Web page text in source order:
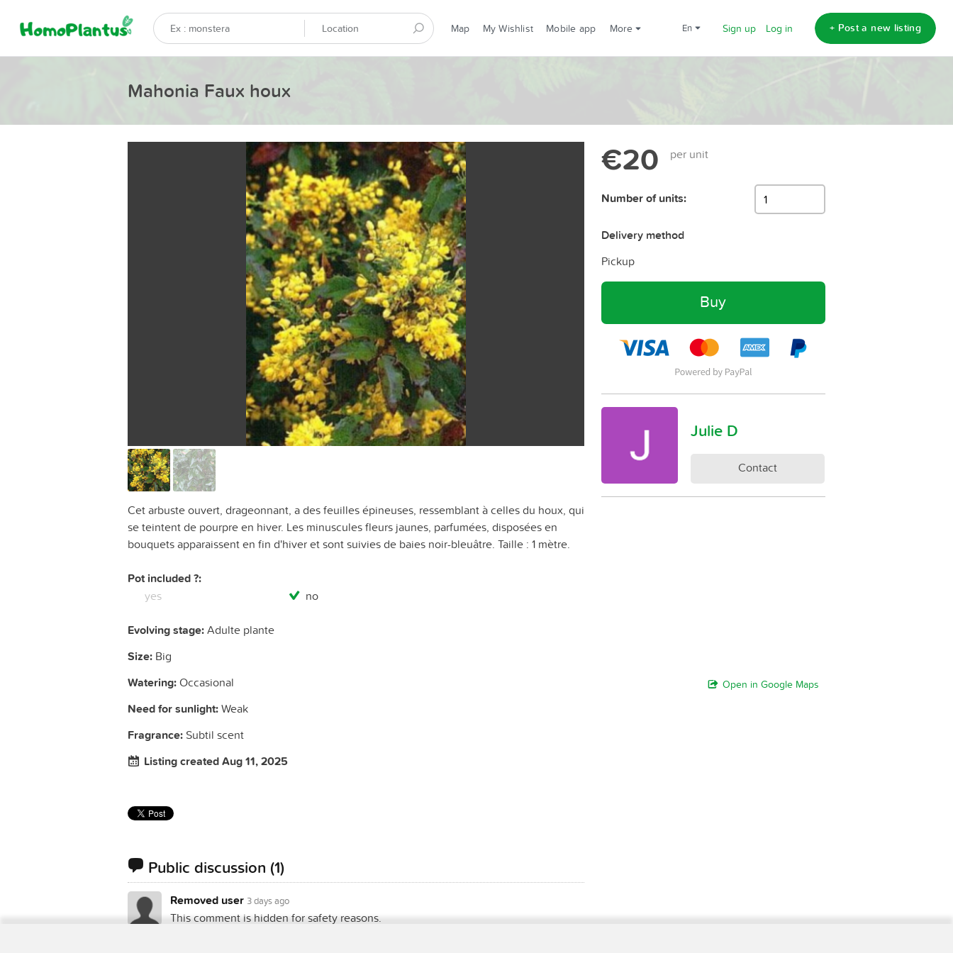
Map My Wishlist Mobile app More en Sign up Log in + Post a new listing
Mahonia Faux houx
Cet arbuste ouvert, drageonnant, a des feuilles épineuses, ressemblant à celles du houx, qui
se teintent de pourpre en hiver. Les minuscules fleurs jaunes, parfumées, disposées en
bouquets apparaissent en fin d'hiver et sont suivies de baies noir-bleuâtre. Taille : 1 mètre.
Pot included ?:
yes no
Evolving stage:Adulte plante
Size: Big
Watering:Occasional
Need for sunlight:Weak
Fragrance: Subtil scent
Listing created Aug 11, 2025
Public discussion (1)
Removed user 3 days ago
This comment is hidden for safety reasons.
€20 per unit
Number of units:
Delivery method
Pickup
Buy
Julie D
Contact
Open in Google Maps